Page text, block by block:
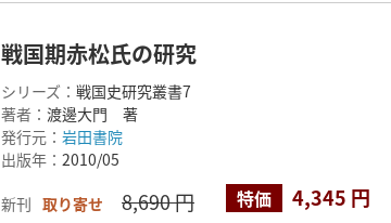
戦国期赤松氏の研究
シリーズ： 戦国史研究叢書7
著者： 渡邊大門 著
発行元： 岩田書院
出版年： 2010/05
新刊 取り寄せ 8,690 円 特価 4,345 円